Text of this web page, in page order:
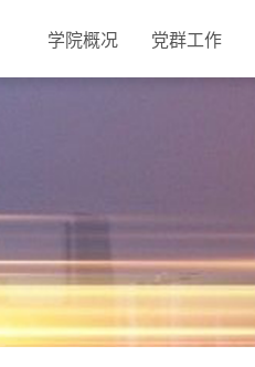
学院概况 党群工作